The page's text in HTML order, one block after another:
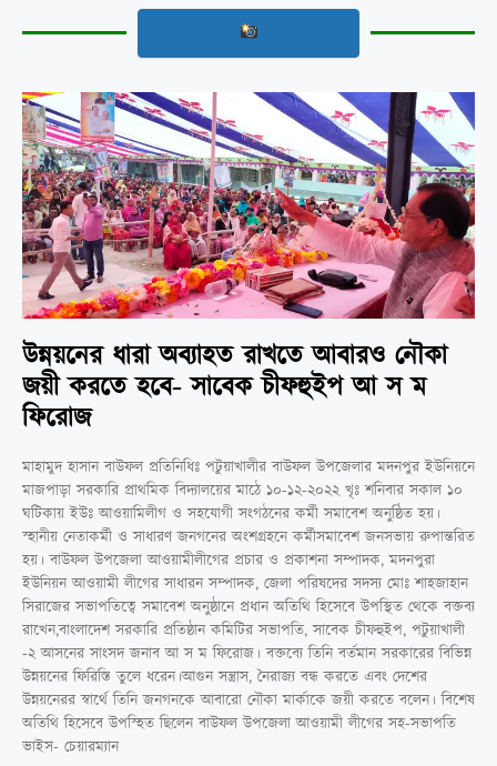
উন্নয়নের ধারা অব্যাহত রাখতে আবারও নৌকা
জয়ী করতে হবে- সাবেক চীফহুইপ আ স ম
ফিরোজ
মাহামুদ হাসান বাউফল প্রতিনিধিঃ পটুয়াখালীর বাউফল উপজেলার মদনপুর ইউনিয়নে
মাজপাড়া সরকারি প্রাথমিক বিদ্যালয়ের মাঠে ১০-১২-২০২২ খৃঃ শনিবার সকাল ১০
ঘটিকায় ইউঃ আওয়ামিলীগ ও সহযোগী সংগঠনের কর্মী সমাবেশ অনুষ্ঠিত হয়।
স্হানীয় নেতাকর্মী ও সাধারণ জনগনের অংশগ্রহনে কর্মীসমাবেশ জনসভায় রুপান্তরিত
হয়। বাউফল উপজেলা আওয়ামীলীগের প্রচার ও প্রকাশনা সম্পাদক, মদনপুরা
ইউনিয়ন আওয়ামী লীগের সাধারন সম্পাদক, জেলা পরিষদের সদস্য মোঃ শাহজাহান
সিরাজের সভাপতিত্বে সমাবেশ অনুষ্ঠা‌নে প্রধান অতিথি হিসেবে উপস্থিত থেকে বক্তব্য
রাখেন,বাংলাদেশ সরকারি প্রতিষ্ঠান কমিটির সভাপতি, সাবেক চীফহুইপ, পটুয়াখালী
-২ আসনের সাংসদ জনাব আ স ম ফিরোজ। বক্তব্যে তিনি বর্তমান সরকারের বিভিন্ন
উন্নয়নের ফিরিস্তি তুলে ধরেন।আগুন সন্ত্রাস, নৈরাজ্য বন্ধ করতে এবং দেশের
উন্নয়নেরর স্বার্থে তিনি জনগনকে আবারো নৌকা মার্কাকে জয়ী করতে বলেন। বিশেষ
অতিথি হিসেবে উপস্হিত ছিলেন বাউফল উপজেলা আওয়ামী লীগের সহ-সভাপতি
ভাইস- চেয়ারম্যান